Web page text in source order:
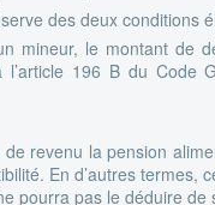
des deux conditions
mineur, le montant de
196 B du Code
revenu la pension
En d’autres
pourra pas le déduire de